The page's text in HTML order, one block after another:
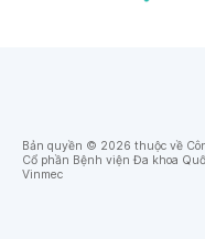
Bản quyền © 2026 thuộc về
Cổ phần Bệnh viện Đa khoa
Vinmec